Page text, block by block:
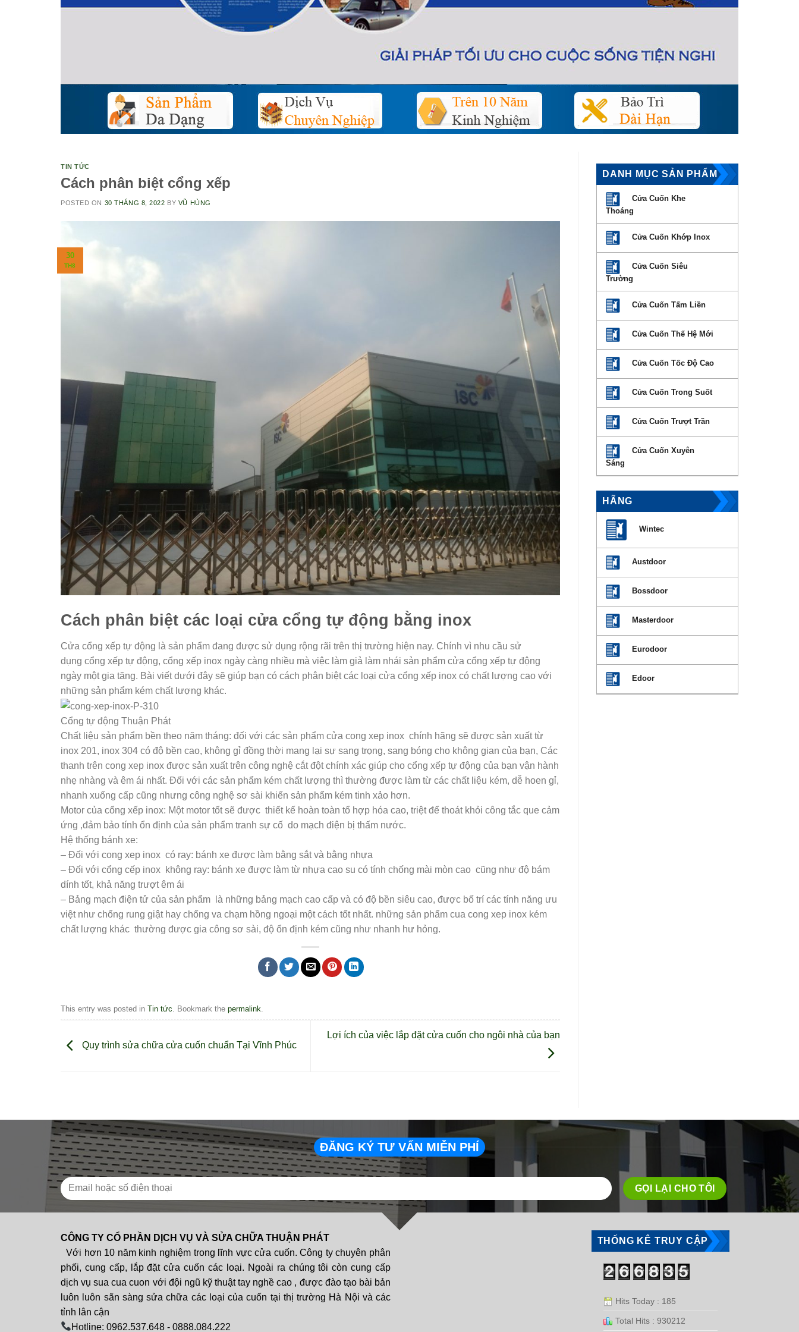
TIN TỨC
Cách phân biệt cổng xếp
POSTED ON 30 THÁNG 8, 2022 BY VŨ HÙNG
30
TH8
Cách phân biệt các loại cửa cổng tự động bằng inox
Cửa cổng xếp tự động là sản phẩm đang được sử dụng rộng rãi trên thị trường hiện nay. Chính vì nhu cầu sử
dụng cổng xếp tự động, cổng xếp inox ngày càng nhiều mà việc làm giả làm nhái sản phẩm cửa cổng xếp tự động
ngày một gia tăng. Bài viết dưới đây sẽ giúp bạn có cách phân biệt các loại cửa cổng xếp inox có chất lượng cao với
những sản phẩm kém chất lượng khác.
Cổng tự động Thuận Phát
Chất liệu sản phẩm bền theo năm tháng: đối với các sản phẩm cửa cong xep inox chính hãng sẽ được sản xuất từ
inox 201, inox 304 có độ bền cao, không gỉ đồng thời mang lại sự sang trọng, sang bóng cho không gian của bạn, Các
thanh trên cong xep inox được sản xuất trên công nghệ cắt đột chính xác giúp cho cổng xếp tự động của bạn vận hành
nhẹ nhàng và êm ái nhất. Đối với các sản phẩm kém chất lượng thì thường được làm từ các chất liệu kém, dễ hoen gỉ,
nhanh xuống cấp cũng nhưng công nghệ sơ sài khiến sản phẩm kém tinh xảo hơn.
Motor của cổng xếp inox: Một motor tốt sẽ được thiết kế hoàn toàn tổ hợp hóa cao, triệt để thoát khỏi công tắc que cảm
ứng ,đảm bảo tính ổn định của sản phẩm tranh sự cố do mạch điện bị thấm nước.
Hệ thống bánh xe:
– Đối với cong xep inox có ray: bánh xe được làm bằng sắt và bằng nhựa
– Đối với cổng cếp inox không ray: bánh xe được làm từ nhựa cao su có tính chống mài mòn cao cũng như độ bám
dính tốt, khả năng trượt êm ái
– Bảng mạch điện tử của sản phẩm là những bảng mạch cao cấp và có độ bền siêu cao, được bố trí các tính năng ưu
việt như chống rung giật hay chống va chạm hồng ngoại một cách tốt nhất. những sản phẩm cua cong xep inox kém
chất lượng khác thường được gia công sơ sài, độ ổn định kém cũng như nhanh hư hỏng.
This entry was posted in Tin tức . Bookmark the permalink
Quy trình sửa chữa cửa cuốn chuẩn Tại Vĩnh Phúc
Lợi ích của việc lắp đặt cửa cuốn cho ngôi nhà của bạn
DANH MỤC SẢN PHẨM
Cửa Cuốn Khe
Thoáng
Cửa Cuốn Khớp Inox
Cửa Cuốn Siêu
Trường
Cửa Cuốn Tấm Liền
Cửa Cuốn Thế Hệ Mới
Cửa Cuốn Tốc Độ Cao
Cửa Cuốn Trong Suốt
Cửa Cuốn Trượt Trần
Cửa Cuốn Xuyên
Sáng
HÃNG
Wintec
Austdoor
Bossdoor
Masterdoor
Eurodoor
Edoor
ĐĂNG KÝ TƯ VẤN MIỄN PHÍ
CÔNG TY CỔ PHẦN DỊCH VỤ VÀ SỬA CHỮA THUẬN PHÁT
Với hơn 10 năm kinh nghiệm trong lĩnh vực cửa cuốn. Công ty chuyên phân
phối, cung cấp, lắp đặt cửa cuốn các loại. Ngoài ra chúng tôi còn cung cấp
dịch vụ sua cua cuon với đội ngũ kỹ thuật tay nghề cao , được đào tạo bài bản
luôn luôn sãn sàng sửa chữa các loại của cuốn tại thị trường Hà Nội và các
tỉnh lân cận
Hotline: 0962.537.648 - 0888.084.222
THỐNG KÊ TRUY CẬP
Hits Today : 185
Total Hits : 930212